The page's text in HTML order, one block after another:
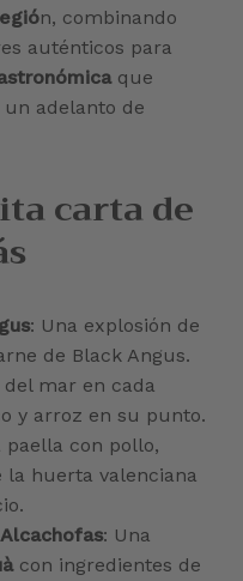
n, combinando
auténticos para
que
adelanto de
carta de
: Una explosión de
de Black Angus.
del mar en cada
y arroz en su punto.
paella con pollo,
la huerta valenciana
: Una
con ingredientes de